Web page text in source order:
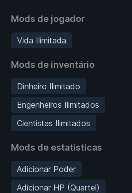
Mods de jogador
Vida Ilimitada
Mods de inventário
Dinheiro Ilimitado
Engenheiros Ilimitados
Cientistas Ilimitados
Mods de estatísticas
Adicionar Poder
Adicionar HP (Quartel)